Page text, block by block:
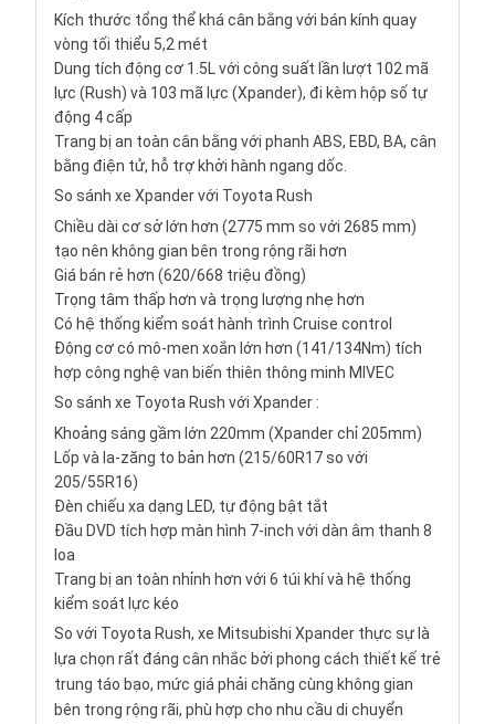
Kích thước tổng thể khá cân bằng với bán kính quay
vòng tối thiểu 5,2 mét
Dung tích động cơ 1.5L với công suất lần lượt 102 mã
lực (Rush) và 103 mã lực (Xpander), đi kèm hộp số tự
động 4 cấp
Trang bị an toàn cân bằng với phanh ABS, EBD, BA, cân
bằng điện tử, hỗ trợ khởi hành ngang dốc.
So sánh xe Xpander với Toyota Rush
Chiều dài cơ sở lớn hơn (2775 mm so với 2685 mm)
tạo nên không gian bên trong rộng rãi hơn
Giá bán rẻ hơn (620/668 triệu đồng)
Trọng tâm thấp hơn và trọng lượng nhẹ hơn
Có hệ thống kiểm soát hành trình Cruise control
Động cơ có mô-men xoắn lớn hơn (141/134Nm) tích
hợp công nghệ van biến thiên thông minh MIVEC
So sánh xe Toyota Rush với Xpander :
Khoảng sáng gầm lớn 220mm (Xpander chỉ 205mm)
Lốp và la-zăng to bản hơn (215/60R17 so với
205/55R16)
Đèn chiếu xa dạng LED, tự động bật tắt
Đầu DVD tích hợp màn hình 7-inch với dàn âm thanh 8
loa
Trang bị an toàn nhỉnh hơn với 6 túi khí và hệ thống
kiểm soát lực kéo
So với Toyota Rush, xe Mitsubishi Xpander thực sự là
lựa chọn rất đáng cân nhắc bởi phong cách thiết kế trẻ
trung táo bạo, mức giá phải chăng cùng không gian
bên trong rộng rãi, phù hợp cho nhu cầu di chuyển